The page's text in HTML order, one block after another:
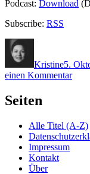
Podcast: Download
Subscribe: RSS
Kristine5.
einen Kommentarzu
–
Die
Seiten
Alle Titel (A-Z)
Impressum
Kontakt
Über